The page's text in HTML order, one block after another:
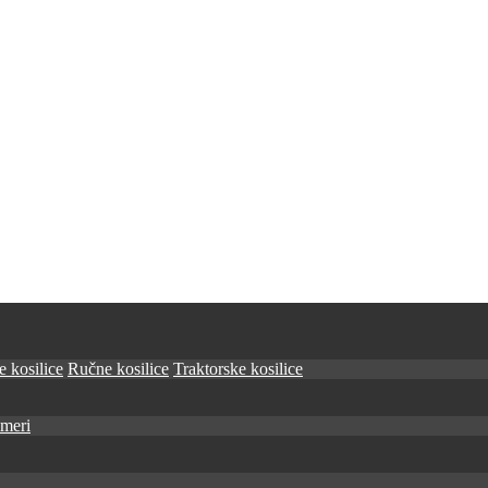
kosilice Ručne kosilice Traktorske kosilice